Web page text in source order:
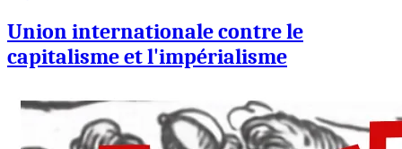
Union internationale contre le
capitalisme et l'impérialisme